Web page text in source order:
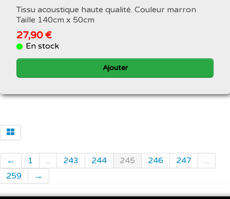
Tissu acoustique haute qualité. Couleur marron
Taille 140cm x 50cm
27,90 €
En stock
Ajouter
← 1 ... 243 244 245 246 247
...
259
→